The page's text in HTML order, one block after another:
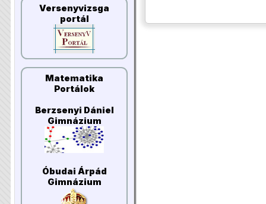
Versenyvizsga
portál
Matematika
Portálok
Berzsenyi Dániel
Gimnázium
Óbudai Árpád
Gimnázium